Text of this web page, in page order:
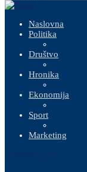
Naslovna
Politika
Društvo
Hronika
Ekonomija
Sport
Marketing